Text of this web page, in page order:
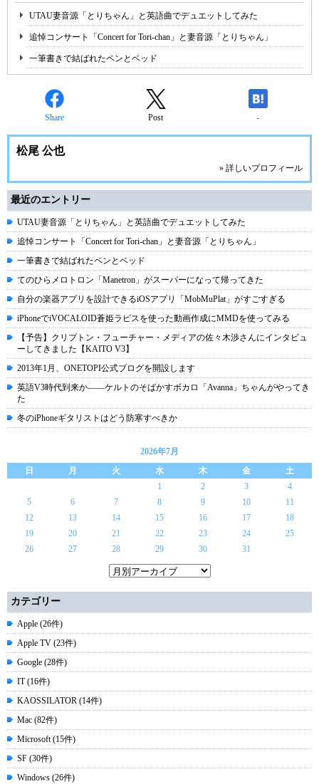
UTAU妻音源「とりちゃん」と英語曲でデュエットしてみた
追悼コンサート「Concert for Tori-chan」と妻音源「とりちゃん」
一筆書きで結ばれたペンとベッド
Share Post -
松尾 公也
» 詳しいプロフィール
最近のエントリー
UTAU妻音源「とりちゃん」と英語曲でデュエットしてみた
追悼コンサート「Concert for Tori-chan」と妻音源「とりちゃん」
一筆書きで結ばれたペンとベッド
てのひらメロトロン「Manetron」がスーパーになって帰ってきた
自分の楽器アプリを設計できるiOSアプリ「MobMuPlat」がすごすぎる
iPhoneでiVOCALOID蒼姫ラピスを使った動画作成にMMDを使ってみる
【予告】クリプトン・フューチャー・メディアの佐々木渉さんにインタビュ
ーしてきました【KAITO V3】
2013年1月、ONETOPI公式ブログを開設します
英語V3時代到来か――ケルトのそばかすボカロ「Avanna」ちゃんがやってき
た
冬のiPhoneギタリストはどう防寒すべきか
2026年7月
日
月 火 水 木 金
土
1
2 3
4
5
6 7 8 9 10
11
12
13 14 15 16 17
18
19
20 21 22 23 24
25
26
27 28 29 30 31
カテゴリー
Apple (26件)
Apple TV (23件)
Google (28件)
IT (16件)
KAOSSILATOR (14件)
Mac (82件)
Microsoft (15件)
SF (30件)
Windows (26件)